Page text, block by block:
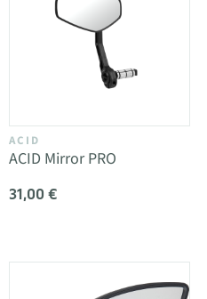
ACID
ACID Mirror PRO
31,00 €